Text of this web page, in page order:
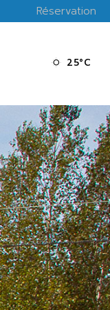
Réservation
25°C